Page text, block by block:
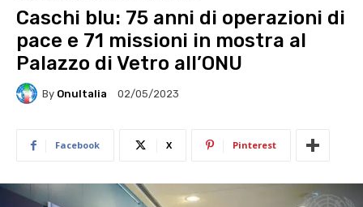
Caschi blu: 75 anni di operazioni di
pace e 71 missioni in mostra al
Palazzo di Vetro all’ONU
By OnuItalia 02/05/2023
Facebook X Pinterest